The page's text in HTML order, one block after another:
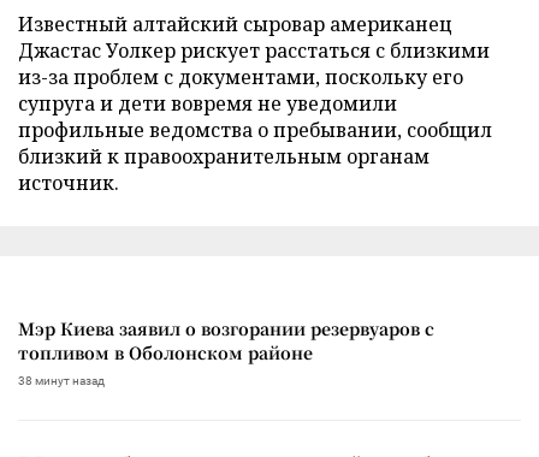
Известный алтайский сыровар американец
Джастас Уолкер рискует расстаться с близкими
из-за проблем с документами, поскольку его
супруга и дети вовремя не уведомили
профильные ведомства о пребывании, сообщил
близкий к правоохранительным органам
источник.
Мэр Киева заявил о возгорании резервуаров с
топливом в Оболонском районе
38 минут назад